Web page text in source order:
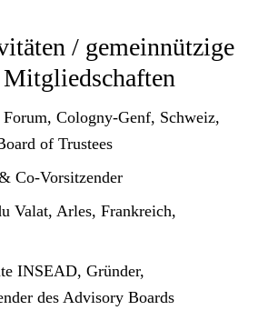
/ gemeinnützige
Cologny-Genf, Schweiz,
of Trustees
Co-Vorsitzender
Valat, Arles, Frankreich,
INSEAD, Gründer,
des Advisory Boards